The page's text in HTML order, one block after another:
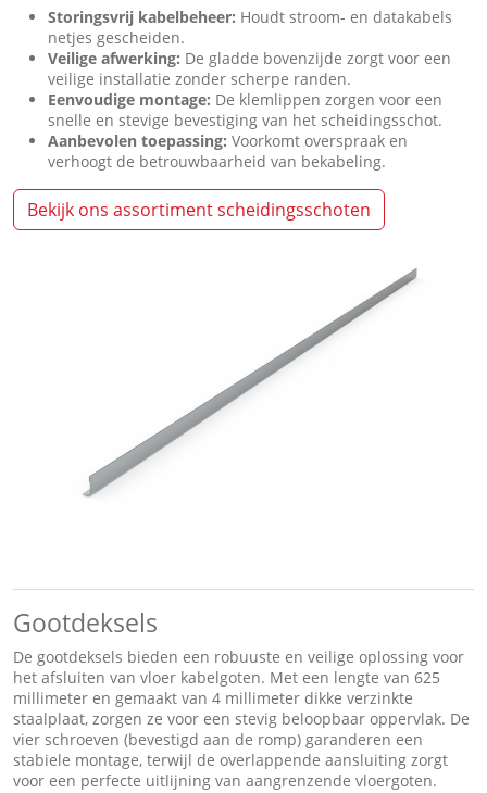
Storingsvrij kabelbeheer: Houdt stroom- en datakabels
netjes gescheiden.
Veilige afwerking: De gladde bovenzijde zorgt voor een
veilige installatie zonder scherpe randen.
Eenvoudige montage: De klemlippen zorgen voor een
snelle en stevige bevestiging van het scheidingsschot.
Aanbevolen toepassing: Voorkomt overspraak en
verhoogt de betrouwbaarheid van bekabeling.
Bekijk ons assortiment scheidingsschoten
Gootdeksels
De gootdeksels bieden een robuuste en veilige oplossing voor
het afsluiten van vloer kabelgoten. Met een lengte van 625
millimeter en gemaakt van 4 millimeter dikke verzinkte
staalplaat, zorgen ze voor een stevig beloopbaar oppervlak. De
vier schroeven (bevestigd aan de romp) garanderen een
stabiele montage, terwijl de overlappende aansluiting zorgt
voor een perfecte uitlijning van aangrenzende vloergoten.